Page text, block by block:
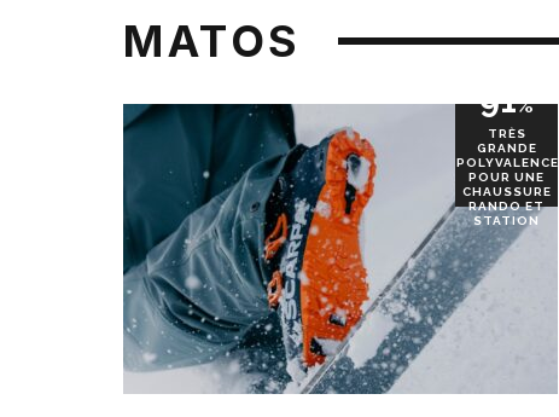
MATOS
91%
TRÈS
GRANDE
POLYVALENCE
POUR UNE
CHAUSSURE
RANDO ET
STATION